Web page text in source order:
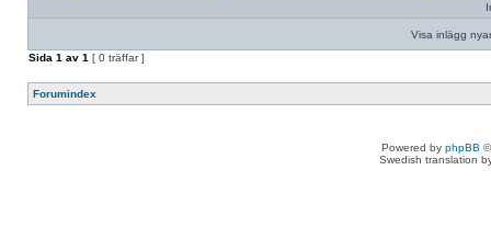
Visa inlägg
Sida 1 av 1 [ 0 träffar ]
Forumindex
Powered by phpBB
Swedish translation